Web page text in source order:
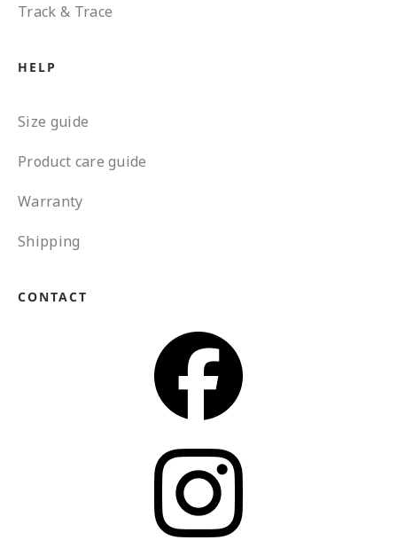
Track & Trace
HELP
Size guide
Product care guide
Warranty
Shipping
CONTACT